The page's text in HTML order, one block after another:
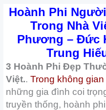
Hoành Phi
Trong Nhà
Phương – Đức
Trung
3 Hoành Phi Đẹp
Việt..Trong không
những gia đình coi
truyền thống, hoành